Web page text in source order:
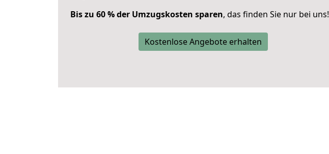
Bis zu 60 % der Umzugskosten sparen, das finden Sie nur bei uns!
Kostenlose Angebote erhalten